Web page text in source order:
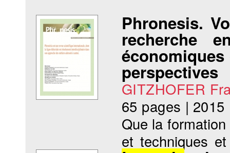
Phronesis.
recherche
perspectives
GITZHOFER
65 pages | 2015
Que la
et techniques